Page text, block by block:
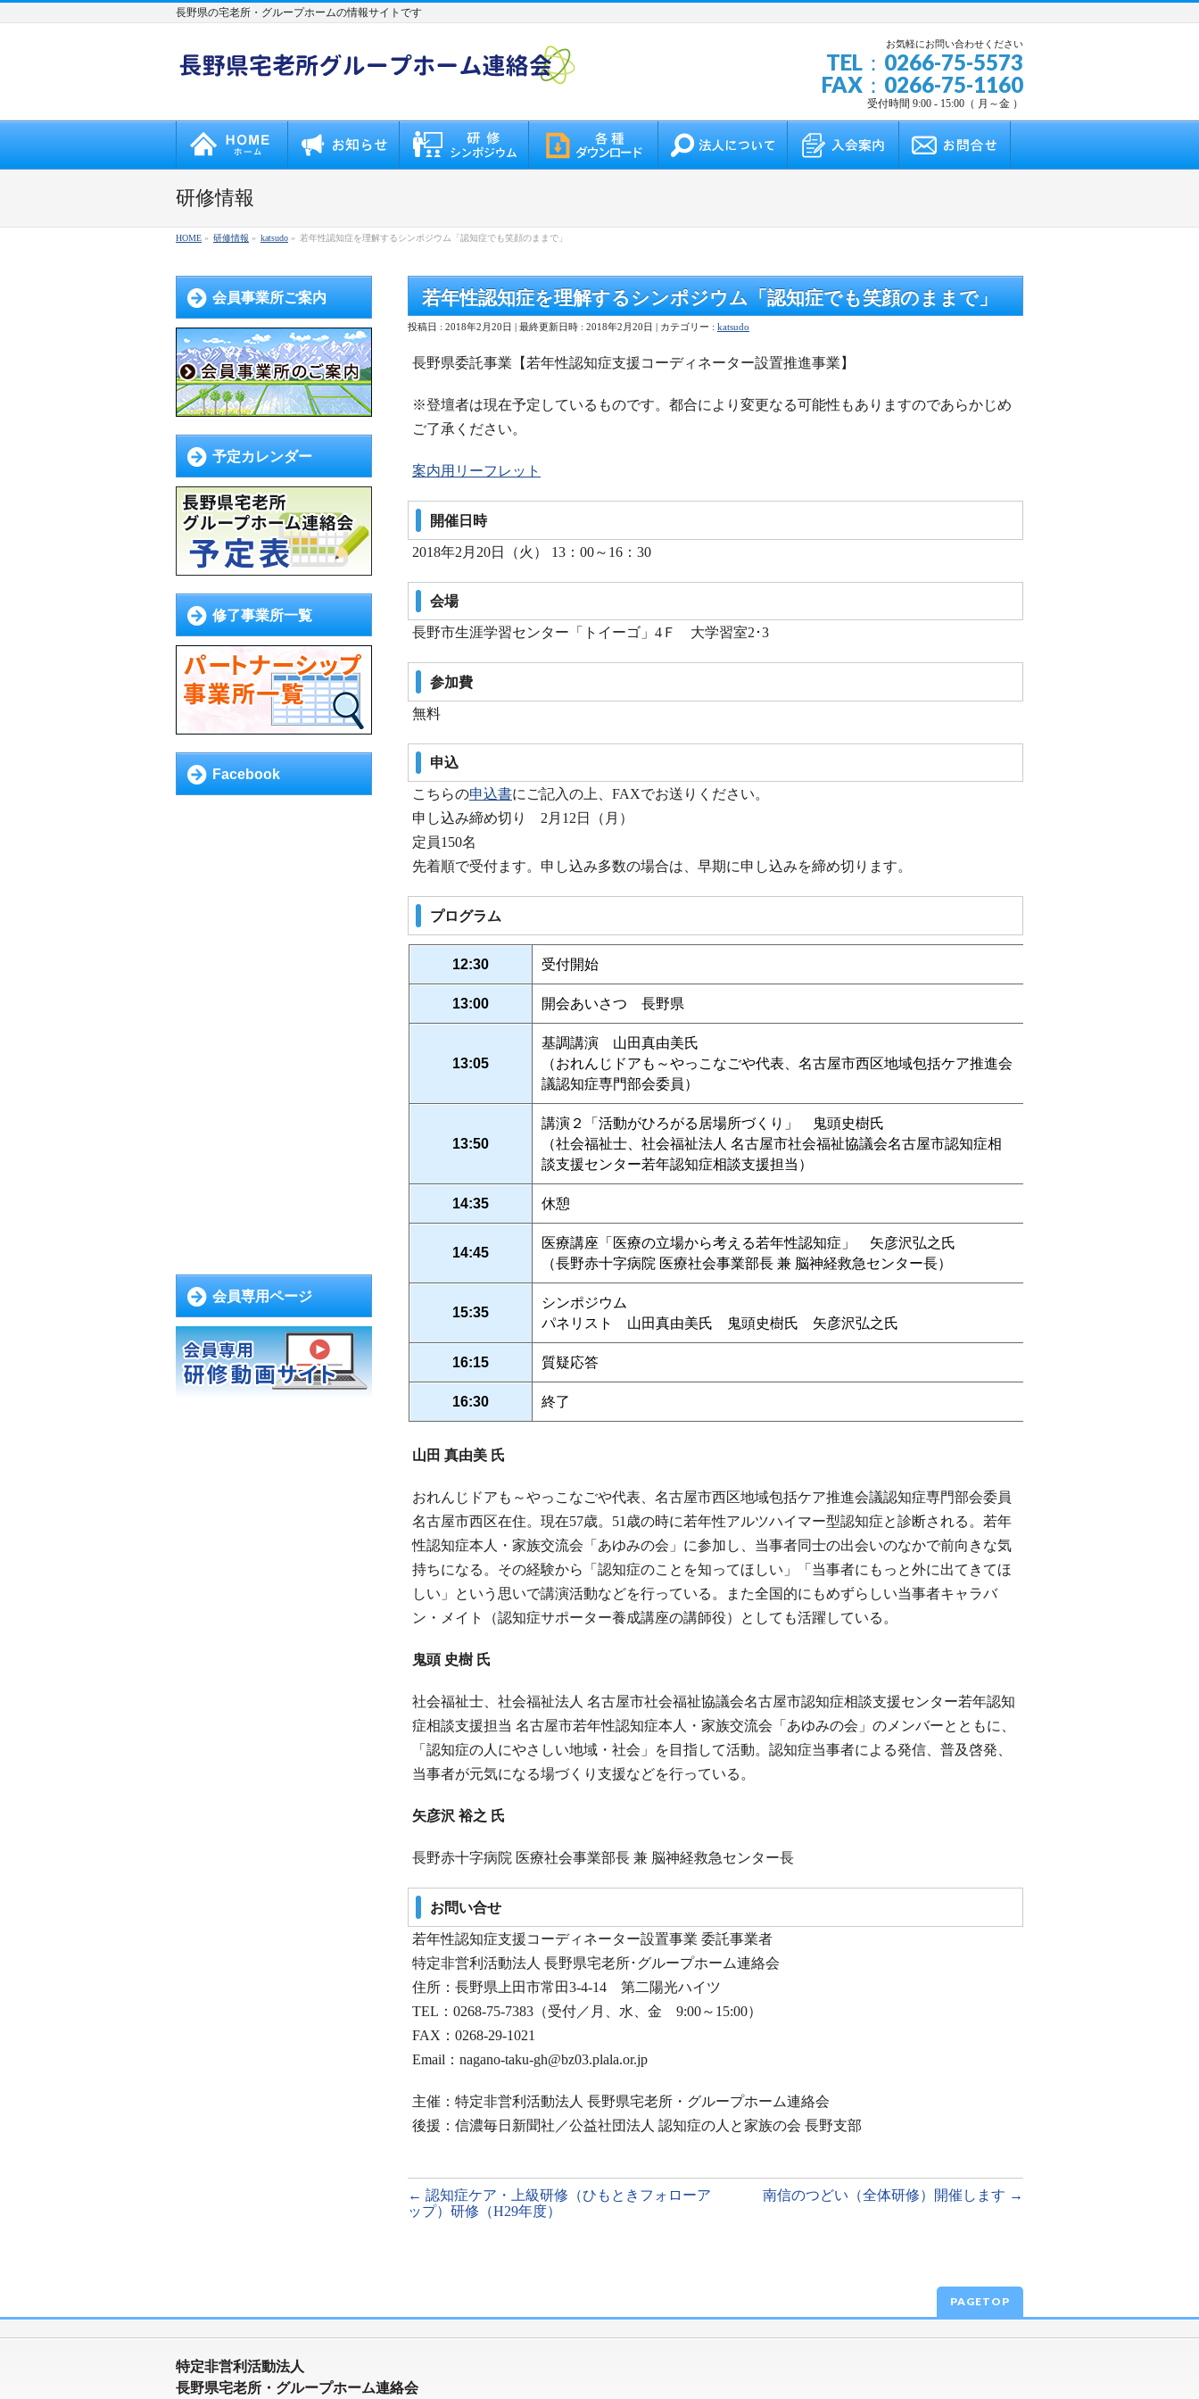
長野県の宅老所・グループホームの情報サイトです
お気軽にお問い合わせください
TEL：0266-75-5573
FAX：0266-75-1160
受付時間 9:00 - 15:00（ 月～金 ）
研修情報
HOME » 研修情報 » katsudo » 若年性認知症を理解するシンポジウム「認知症でも笑顔のままで」
若年性認知症を理解するシンポジウム「認知症でも笑顔のままで」
投稿日 : 2018年2月20日 最終更新日時 : 2018年2月20日 カテゴリー : katsudo
長野県委託事業【若年性認知症支援コーディネーター設置推進事業】
※登壇者は現在予定しているものです。都合により変更なる可能性もありますのであらかじめ
ご了承ください。
案内用リーフレット
開催日時
2018年2月20日（火） 13：00～16：30
会場
長野市生涯学習センター「トイーゴ」4Ｆ 大学習室2･3
参加費
無料
申込
こちらの申込書にご記入の上、FAXでお送りください。
申し込み締め切り 2月12日（月）
定員150名
先着順で受付ます。申し込み多数の場合は、早期に申し込みを締め切ります。
プログラム
12:30 受付開始
13:00 開会あいさつ 長野県
13:05
基調講演 山田真由美氏
（おれんじドアも～やっこなごや代表、名古屋市西区地域包括ケア推進会
議認知症専門部会委員）
13:50
講演２「活動がひろがる居場所づくり」 鬼頭史樹氏
（社会福祉士、社会福祉法人 名古屋市社会福祉協議会名古屋市認知症相
談支援センター若年認知症相談支援担当）
14:35 休憩
14:45
医療講座「医療の立場から考える若年性認知症」 矢彦沢弘之氏
（長野赤十字病院 医療社会事業部長 兼 脳神経救急センター長）
15:35
シンポジウム
パネリスト 山田真由美氏 鬼頭史樹氏 矢彦沢弘之氏
16:15 質疑応答
16:30 終了
山田 真由美 氏
おれんじドアも～やっこなごや代表、名古屋市西区地域包括ケア推進会議認知症専門部会委員
名古屋市西区在住。現在57歳。51歳の時に若年性アルツハイマー型認知症と診断される。若年
性認知症本人・家族交流会「あゆみの会」に参加し、当事者同士の出会いのなかで前向きな気
持ちになる。その経験から「認知症のことを知ってほしい」「当事者にもっと外に出てきてほ
しい」という思いで講演活動などを行っている。また全国的にもめずらしい当事者キャラバ
ン・メイト（認知症サポーター養成講座の講師役）としても活躍している。
鬼頭 史樹 氏
社会福祉士、社会福祉法人 名古屋市社会福祉協議会名古屋市認知症相談支援センター若年認知
症相談支援担当 名古屋市若年性認知症本人・家族交流会「あゆみの会」のメンバーとともに、
「認知症の人にやさしい地域・社会」を目指して活動。認知症当事者による発信、普及啓発、
当事者が元気になる場づくり支援などを行っている。
矢彦沢 裕之 氏
長野赤十字病院 医療社会事業部長 兼 脳神経救急センター長
お問い合せ
若年性認知症支援コーディネーター設置事業 委託事業者
特定非営利活動法人 長野県宅老所･グループホーム連絡会
住所：長野県上田市常田3-4-14 第二陽光ハイツ
TEL：0268-75-7383（受付／月、水、金 9:00～15:00）
FAX：0268-29-1021
Email：nagano-taku-gh@bz03.plala.or.jp
主催：特定非営利活動法人 長野県宅老所・グループホーム連絡会
後援：信濃毎日新聞社／公益社団法人 認知症の人と家族の会 長野支部
← 認知症ケア・上級研修（ひもときフォローア
ップ）研修（H29年度）
南信のつどい（全体研修）開催します →
会員事業所ご案内
予定カレンダー
修了事業所一覧
Facebook
会員専用ページ
PAGETOP
特定非営利活動法人
長野県宅老所・グループホーム連絡会